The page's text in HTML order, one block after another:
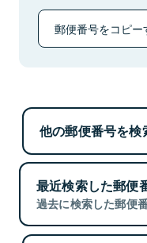
郵便番号をコピー
他の郵便番号を検
最近検索した郵便
過去に検索した郵便